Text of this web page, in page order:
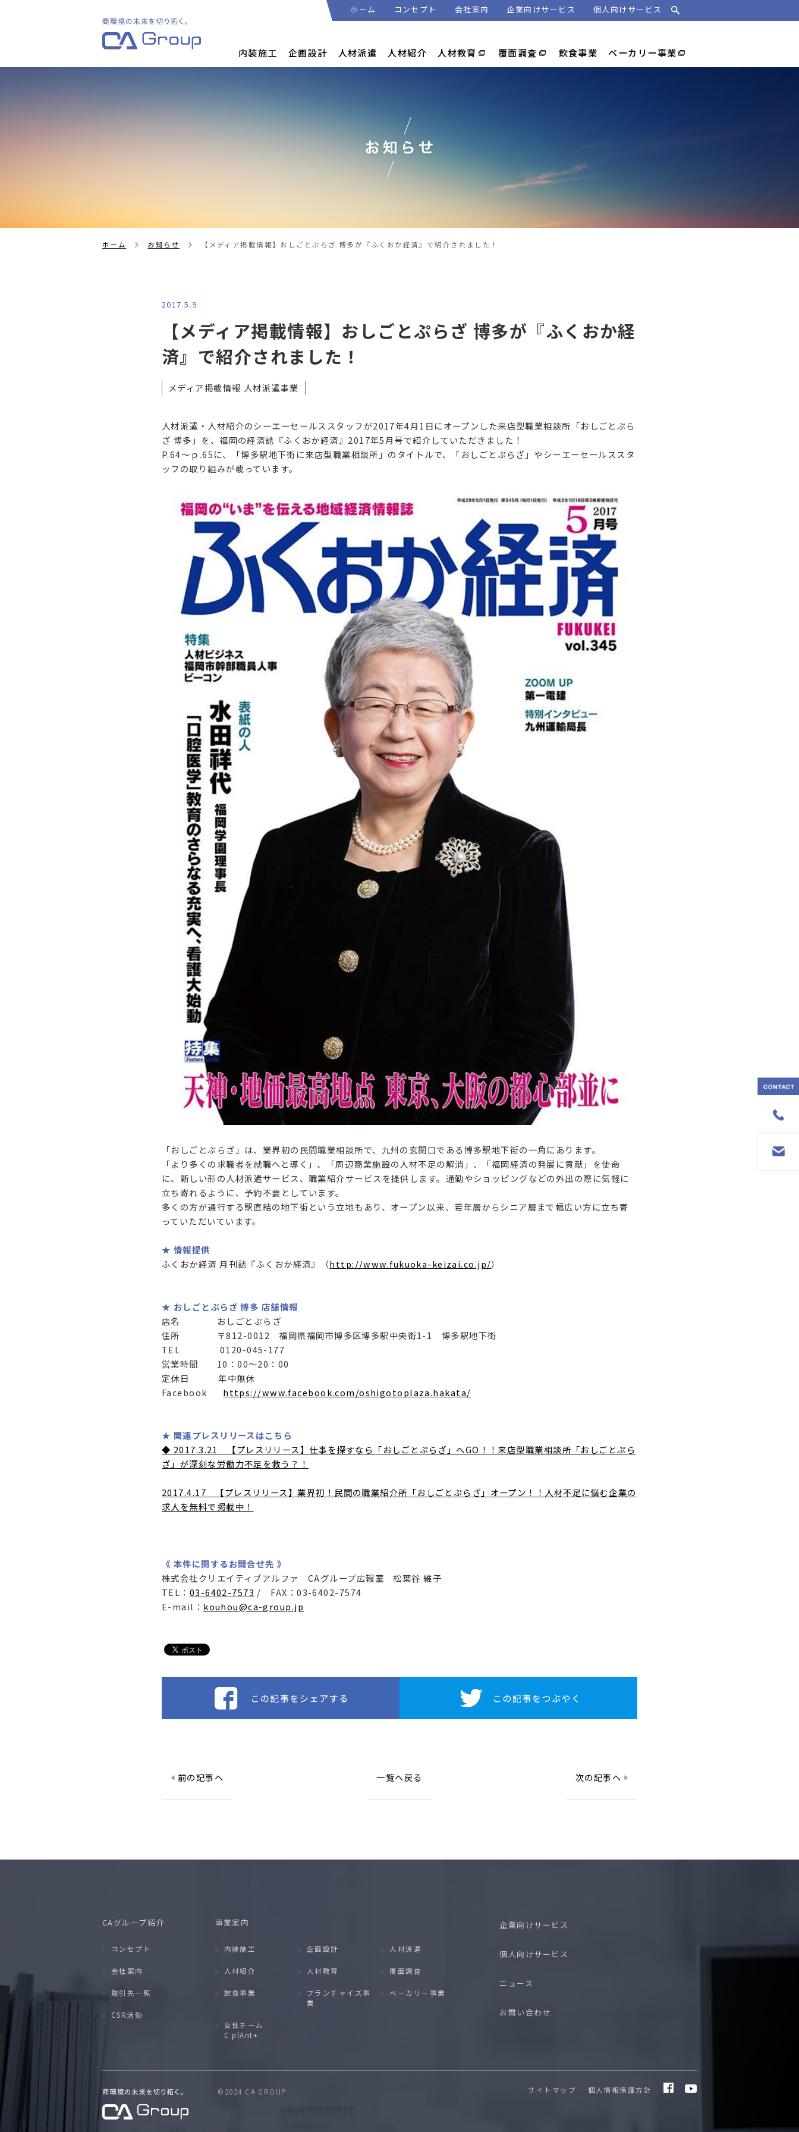
ホーム コンセプト 会社案内 企業向けサービス 個人向けサービス
内装施工 企画設計 人材派遣 人材紹介 人材教育 覆面調査 飲食事業 ベーカリー事業
ホーム お知らせ 【メディア掲載情報】おしごとぷらざ 博多が『ふくおか経済』で紹介されました！
2017.5.9
【メディア掲載情報】おしごとぷらざ 博多が『ふくおか経
済』で紹介されました！
メディア掲載情報 人材派遣事業
人材派遣・人材紹介のシーエーセールススタッフが2017年4月1日にオープンした来店型職業相談所「おしごとぷら
ざ 博多」を、福岡の経済誌『ふくおか経済』2017年5月号で紹介していただきました！
P.64～ｐ.65に、「博多駅地下街に来店型職業相談所」のタイトルで、「おしごとぷらざ」やシーエーセールススタ
ッフの取り組みが載っています。
「おしごとぷらざ」は、業界初の民間職業相談所で、九州の玄関口である博多駅地下街の一角にあります。
「より多くの求職者を就職へと導く」、「周辺商業施設の人材不足の解消」、「福岡経済の発展に貢献」を使命
に、新しい形の人材派遣サービス、職業紹介サービスを提供します。通勤やショッピングなどの外出の際に気軽に
立ち寄れるように、予約不要としています。
多くの方が通行する駅直結の地下街という立地もあり、オープン以来、若年層からシニア層まで幅広い方に立ち寄
っていただいています。
★ 情報提供
ふくおか経済 月刊誌『ふくおか経済』（http://www.fukuoka-keizai.co.jp/）
★ おしごとぷらざ 博多 店舗情報
店名 おしごとぷらざ
住所 〒812-0012 福岡県福岡市博多区博多駅中央街1-1 博多駅地下街
TEL 0120-045-177
営業時間 10：00～20：00
定休日 年中無休
Facebook https://www.facebook.com/oshigotoplaza.hakata/
★ 関連プレスリリースはこちら
◆ 2017.3.21 【プレスリリース】仕事を探すなら「おしごとぷらざ」へGO！！来店型職業相談所「おしごとぷら
ざ」が深刻な労働力不足を救う？！
2017.4.17 【プレスリリース】業界初！民間の職業紹介所「おしごとぷらざ」オープン！！人材不足に悩む企業の
求人を無料で掲載中！
《 本件に関するお問合せ先 》
株式会社クリエイティブアルファ CAグループ広報室 松葉谷 維子
TEL： 03-6402-7573 / FAX：03-6402-7574
E-mail： kouhou@ca-group.jp
次の記事へ
一覧へ戻る
前の記事へ
CAグループ紹介
コンセプト
会社案内
取引先一覧
CSR活動
事業案内
内装施工 企画設計 人材派遣
人材紹介 人材教育 覆面調査
飲食事業
フランチャイズ事
業
ベーカリー事業
女性チーム
C plAnt+
企業向けサービス
個人向けサービス
ニュース
お問い合わせ
サイトマップ 個人情報保護方針
©2024 CA GROUP